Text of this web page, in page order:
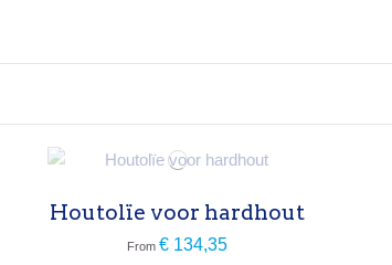
Houtolïe voor hardhout
From€ 134,35